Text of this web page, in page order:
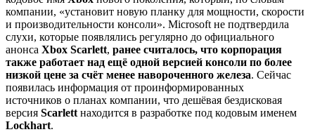
компании, «установит новую планку для мощности, скорости
и производительности консоли». Microsoft не подтвердила
слухи, которые появлялись регулярно до официального
анонса Xbox Scarlett, ранее считалось, что корпорация
также работает над ещё одной версией консоли по более
низкой цене за счёт менее навороченного железа. Сейчас
появилась информация от проинформированных
источников о планах компании, что дешёвая бездисковая
версия Scarlett находится в разработке под кодовым именем
Lockhart.